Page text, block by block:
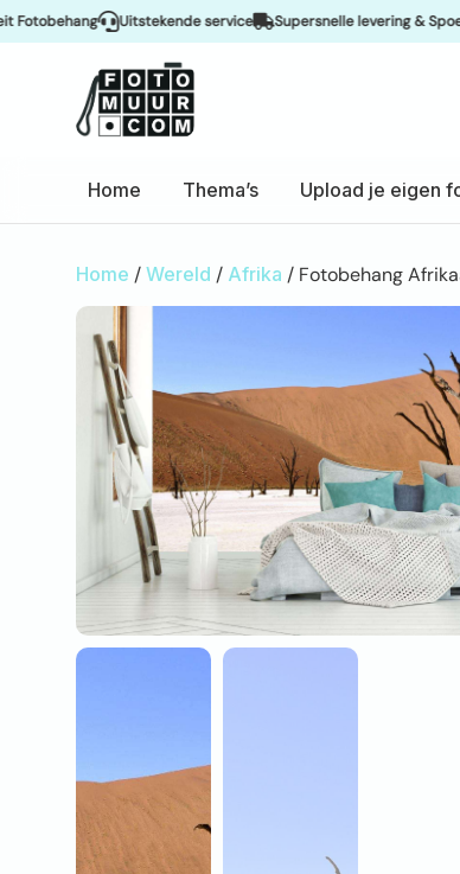
Uitstekende service Supersnelle levering &
Home Thema’s Upload je eigen
Home / Wereld / Afrika / Fotobehang